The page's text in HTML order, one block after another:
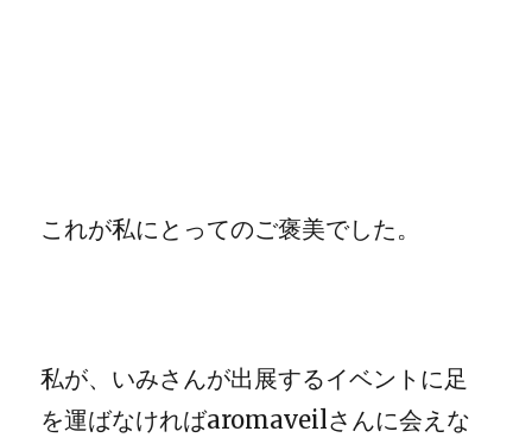
これが私にとってのご褒美でした。
私が、いみさんが出展するイベントに足
を運ばなければaromaveilさんに会えな